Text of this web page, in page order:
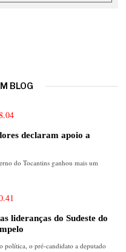
BLOG
declaram apoio a
do Tocantins ganhou mais um
lideranças do Sudeste do
política, o pré-candidato a deputado